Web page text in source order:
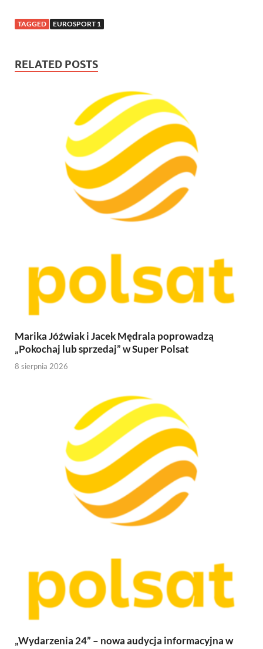
TAGGED EUROSPORT 1
RELATED POSTS
Marika Jóźwiak i Jacek Mędrala poprowadzą
„Pokochaj lub sprzedaj” w Super Polsat
8 sierpnia 2026
„Wydarzenia 24” – nowa audycja informacyjna w